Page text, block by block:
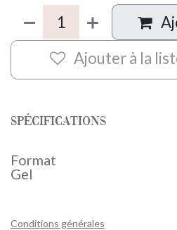
Ajouter à la
Spécifications
Format
Gel
Conditions générales